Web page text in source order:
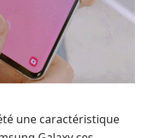
une caractéristique